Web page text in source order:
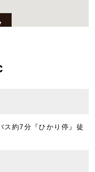
ス約7分『ひかり停』徒